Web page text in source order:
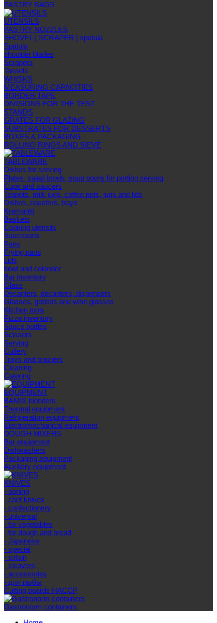
PASTRY BAGS
UTENSILS
PASTRY NOZZLES
SHOVEL | SCRAPER | spatula
Spatula
shoulder blades
Scrapers
Tassels
WHISKS
MEASURING CAPACITIES
BORDER TAPE
DIVISIONS FOR THE TEST
STANDS
GRATES FOR GLAZING
SUBSTRATES FOR DESSERTS
BOXES & PACKAGING
ROLLING RINGS AND SIEVE
TABLEWARE
Dishes for serving
Plates, salad bowls, soup bowls for portion serving
Cups and saucers
Teapots, milk jugs, coffee pots, jugs and lids
Dishes, coasters, trays
Kremanki
Baskets
Cooking utensils
Saucepans
Pans
Frying pans
Lids
bowl and colander
Bar inventory
Glass
Decanters, decanters, dispensers
Glasses, goblets and wine glasses
Kitchen tools
Pizza inventory
Sauce bottles
Scissors
Serving
Cutlery
Trays and braziers
Сleaning
Catering
EQUIPMENT
BAMIX blenders
Thermal equipment
Refrigeration equipment
Electromechanical equipment
DOUGH MIXERS
Bar equipment
Dishwashers
Packaging equipment
Auxiliary equipment
KNIVES
- boning
- chef knives
- confectionery
- universal
- for vegetables
- for dough and bread
- Japanese
- special
- sirloin
- cleavers
- accessories
- для рыбы
Cutting boards HACCP
Gastronorm containers